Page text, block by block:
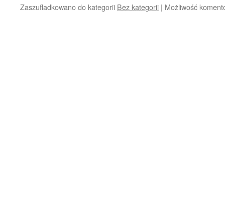
Zaszufladkowano do kategorii Bez kategorii | Możliwość